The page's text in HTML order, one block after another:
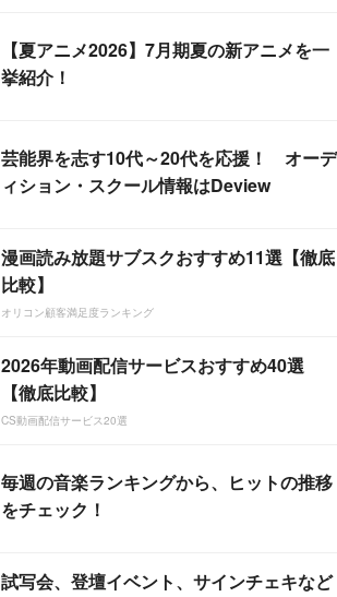
【夏アニメ2026】7月期夏の新アニメを一
挙紹介！
芸能界を志す10代～20代を応援！ オーデ
ィション・スクール情報はDeview
漫画読み放題サブスクおすすめ11選【徹底
比較】
オリコン顧客満足度ランキング
2026年動画配信サービスおすすめ40選
【徹底比較】
CS動画配信サービス20選
毎週の音楽ランキングから、ヒットの推移
をチェック！
試写会、登壇イベント、サインチェキなど